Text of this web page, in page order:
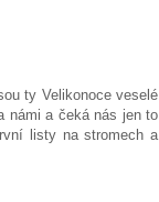
ty Velikonoce veselé
námi a čeká nás jen to
listy na stromech a